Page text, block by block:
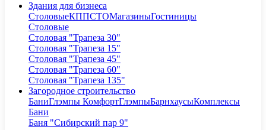
Здания для бизнеса
СтоловыеКППСТОМагазиныГостиницы
Столовые
Столовая "Трапеза 30"
Столовая "Трапеза 15"
Столовая "Трапеза 45"
Столовая "Трапеза 60"
Столовая "Трапеза 135"
Загородное строительство
БаниГлэмпы КомфортГлэмпыБарнхаусыКомплексы
Бани
Баня "Сибирский пар 9"